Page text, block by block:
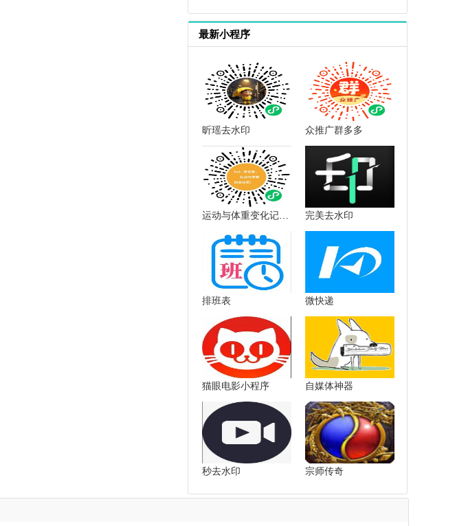
最新小程序
昕瑶去水印 众推广群多多
运动与体重变化记录小助手 完美去水印
排班表 微快递
猫眼电影小程序 自媒体神器
秒去水印 宗师传奇